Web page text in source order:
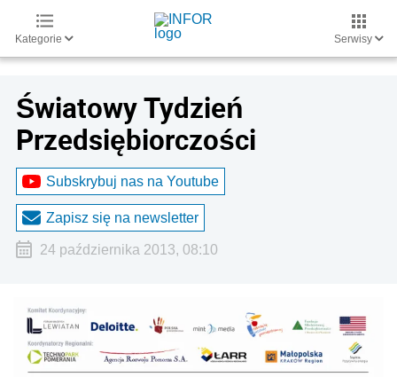
Kategorie Serwisy
Światowy Tydzień
Przedsiębiorczości
Subskrybuj nas na Youtube
Zapisz się na newsletter
24 października 2013, 08:10